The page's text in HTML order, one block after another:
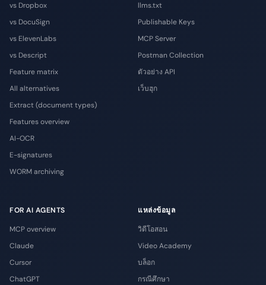
vs Dropbox
vs DocuSign
vs ElevenLabs
vs Descript
Feature matrix
All alternatives
Extract (document types)
Features overview
AI-OCR
E-signatures
WORM archiving
llms.txt
Publishable Keys
MCP Server
Postman Collection
ตัวอย่าง API
เว็บฮุก
FOR AI AGENTS
MCP overview
Claude
Cursor
ChatGPT
แหล่งข้อมูล
วิดีโอสอน
Video Academy
บล็อก
กรณีศึกษา